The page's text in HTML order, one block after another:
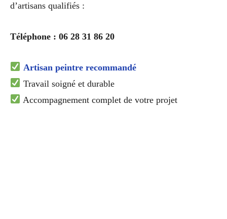
d’artisans qualifiés :
Téléphone : 06 28 31 86 20
Artisan peintre recommandé
Travail soigné et durable
Accompagnement complet de votre projet